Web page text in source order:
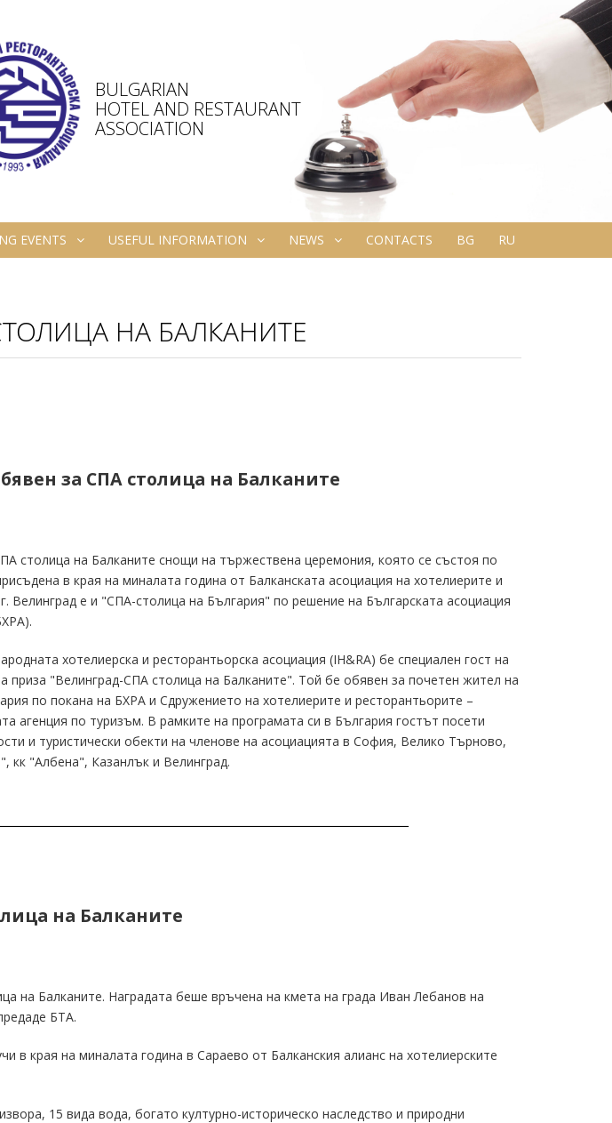
BULGARIAN
HOTEL AND RESTAURANT
ASSOCIATION
EVENTS USEFUL INFORMATION NEWS CONTACTS BG RU
НА БАЛКАНИТЕ
за СПА столица на Балканите
столица на Балканите снощи на тържествена церемония, която се състоя по
в края на миналата година от Балканската асоциация на хотелиерите и
Велинград е и "СПА-столица на България" по решение на Българската асоциация
хотелиерска и ресторантьорска асоциация (IH&RA) бе специален гост на
приза "Велинград-СПА столица на Балканите". Той бе обявен за почетен жител на
по покана на БХРА и Сдружението на хотелиерите и ресторантьорите –
агенция по туризъм. В рамките на програмата си в България гостът посети
и туристически обекти на членове на асоциацията в София, Велико Търново,
кк "Албена", Казанлък и Велинград.
на Балканите
на Балканите. Наградата беше връчена на кмета на града Иван Лебанов на
БТА.
в края на миналата година в Сараево от Балканския алианс на хотелиерските
15 вида вода, богато културно-историческо наследство и природни